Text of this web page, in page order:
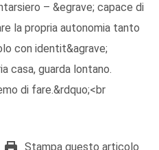
– &egrave; capace di
la propria autonomia tanto
con identit&agrave;
casa, guarda lontano.
di fare.&rdquo;<br
Stampa questo articolo